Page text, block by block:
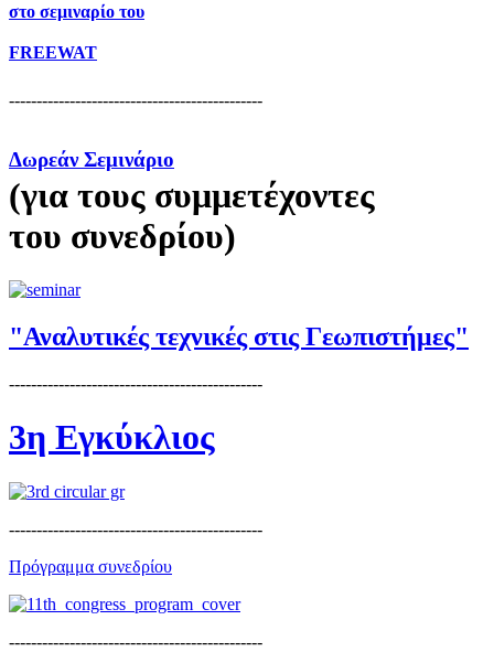
στο σεμιναρίο του
FREEWAT
----------------------------------------------
Δωρεάν Σεμινάριο
(για τους συμμετέχοντες
του συνεδρίου)
"Αναλυτικές τεχνικές στις Γεωπιστήμες"
----------------------------------------------
3η Εγκύκλιος
----------------------------------------------
Πρόγραμμα συνεδρίου
----------------------------------------------